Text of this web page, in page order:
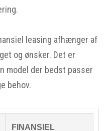
leasing afhænger af
og ønsker. Det er
model der bedst passer
behov.
FINANSIEL